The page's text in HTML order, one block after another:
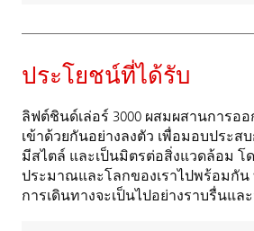
ประโยชน์ที่ได้รับ
ลิฟต์ชินด์เล่อร์ 3000 ผสมผสานการอ
เข้าด้วยกันอย่างลงตัว เพื่อมอบประส
มีสไตล์ และเป็นมิตรต่อสิ่งแวดล้อม โ
ประมาณและโลกของเราไปพร้อมกัน
การเดินทางจะเป็นไปอย่างราบรื่นแล